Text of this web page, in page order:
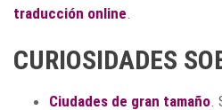
traducción online
CURIOSIDADES
Ciudades de gran tamaño.